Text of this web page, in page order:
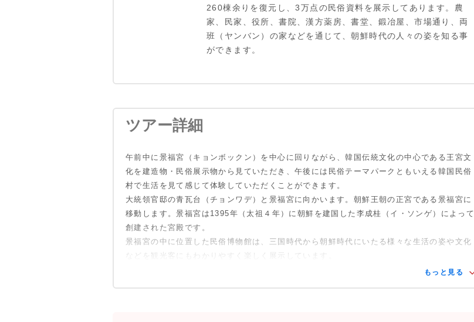
260棟余りを復元し、3万点の民俗資料を展示してあります。農
家、民家、役所、書院、漢方薬房、書堂、鍛冶屋、市場通り、両
班（ヤンバン）の家などを通じて、朝鮮時代の人々の姿を知る事
ができます。
青瓦台(大統領官邸・正面写真撮影)
景福宮・守門将交代式
国立民俗博物館(※火曜日は徳寿宮・守門将交代式)
仁寺洞観光
南大門市場観光
韓国民俗村観光
ツアー詳細
午前中に景福宮（キョンボックン）を中心に回りながら、韓国伝統文化の中心である王宮文
化を建造物・民俗展示物から見ていただき、午後には民俗テーマパークともいえる韓国民俗
村で生活を見て感じて体験していただくことができます。
大統領官邸の青瓦台（チョンワデ）と景福宮に向かいます。朝鮮王朝の正宮である景福宮に
移動します。景福宮は1395年（太祖４年）に朝鮮を建国した李成桂（イ・ソンゲ）によって
創建された宮殿です。
景福宮の中に位置した民俗博物館は、三国時代から朝鮮時代にいたる様々な生活の姿や文化
などを観光客にもわかりやすく楽しく展示しています。
もっと見る